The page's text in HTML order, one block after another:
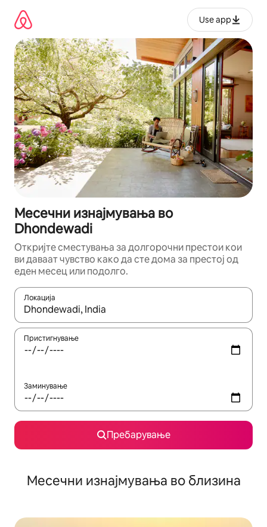
содржина
Use app
Месечни изнајмувања во
Dhondewadi
Откријте сместувања за долгорочни престои кои
ви даваат чувство како да сте дома за престој од
еден месец или подолго.
Локација
Кога резултатите се достапни, движете се со копчињата
Пристигнување
Заминување
Пребарување
Месечни изнајмувања во близина